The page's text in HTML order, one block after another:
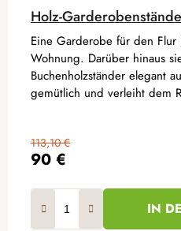
Holz-
90 €
113,10 €
IN
Eine Garderobe für den
Wohnung. Darüber hinaus
Buchenholzständer elegant
gemütlich und verleiht dem